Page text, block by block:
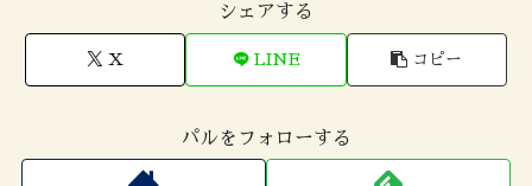
シェアする
X LINE コピー
パルをフォローする